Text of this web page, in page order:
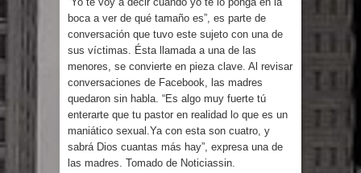
Humala queda en libertad tras la
anulación de condena de 15 años por
lavado
DIGEIG y Liga Municipal Dominicana
impulsan nuevas metas de
boca a ver de qué tamaño es”, es parte de
conversación que tuvo este sujeto con una de
sus víctimas. Ésta llamada a una de las
menores, se convierte en pieza clave. Al revisar
conversaciones de Facebook, las madres
quedaron sin habla. “Es algo muy fuerte tú
enterarte que tu pastor en realidad lo que es un
maniático sexual.Ya con esta son cuatro, y
sabrá Dios cuantas más hay”, expresa una de
las madres. Tomado de Noticiassin.